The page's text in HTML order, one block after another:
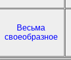
Весьма
своеобразное